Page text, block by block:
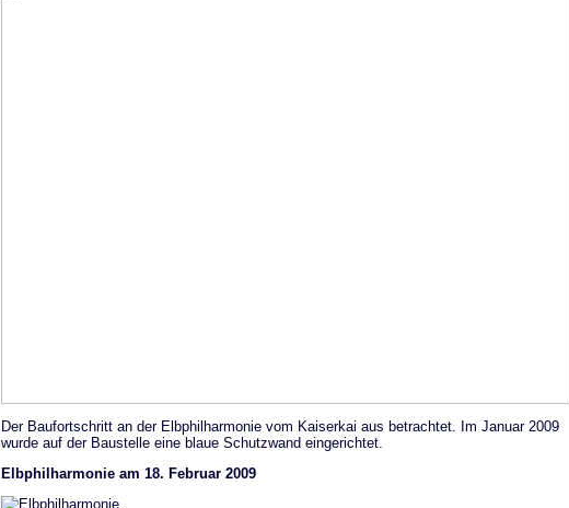
Der Baufortschritt an der Elbphilharmonie vom Kaiserkai aus betrachtet. Im Januar 2009
wurde auf der Baustelle eine blaue Schutzwand eingerichtet.
Elbphilharmonie am 18. Februar 2009